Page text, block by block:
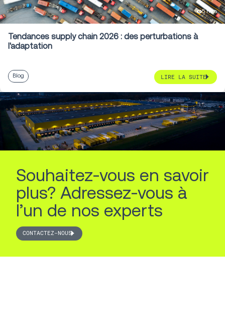
5 min
Tendances supply chain 2026 : des perturbations à
l'adaptation
Blog LIRE LA SUITE
Souhaitez-vous en savoir
plus? Adressez-vous à
l’un de nos experts
CONTACTEZ-NOUS